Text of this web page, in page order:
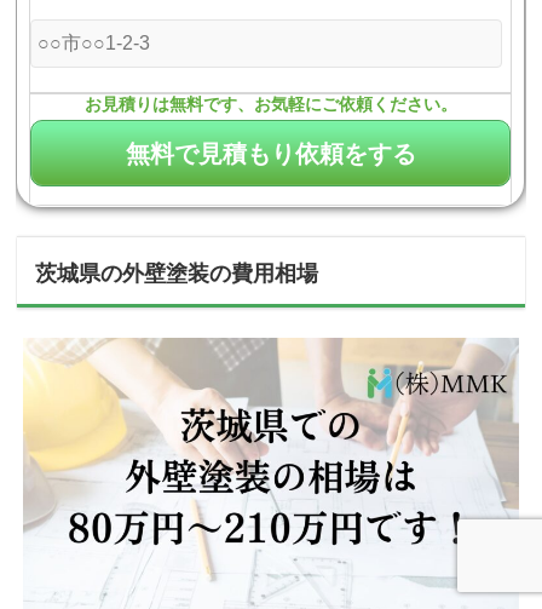
お見積りは無料です、お気軽にご依頼ください。
茨城県の外壁塗装の費用相場